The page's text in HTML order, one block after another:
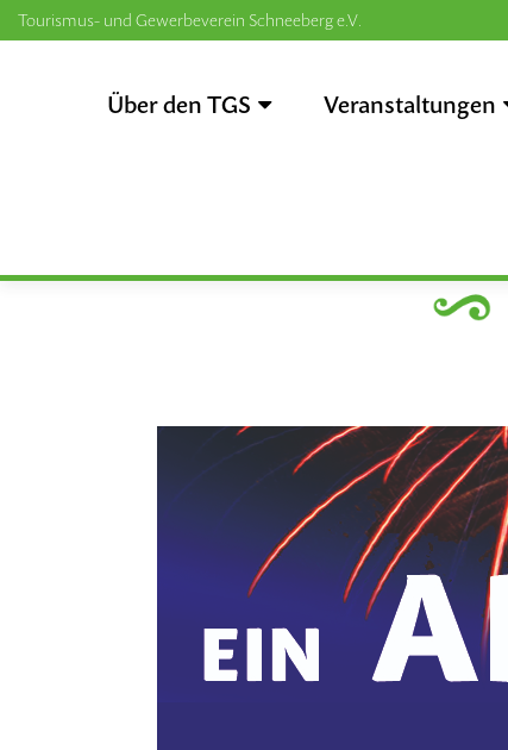
Tourismus- und Gewerbeverein Schneeberg e.V.
Über den TGS Veranstaltungen